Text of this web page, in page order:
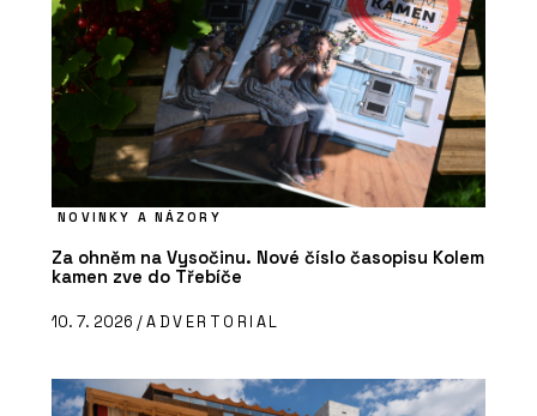
NOVINKY A NÁZORY
Za ohněm na Vysočinu. Nové číslo časopisu Kolem
kamen zve do Třebíče
10. 7. 2026 /ADVERTORIAL